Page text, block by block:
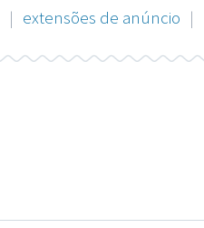
| extensões de anúncio |